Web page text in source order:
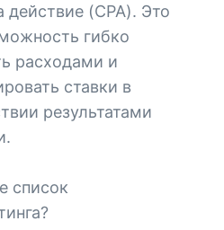
действие (CPA). Это
гибко
расходами и
ставки в
результатами
список